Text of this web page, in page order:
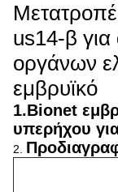
us14-β για
οργάνων
εμβρυϊκό
1.Bionet
υπερήχου
2.